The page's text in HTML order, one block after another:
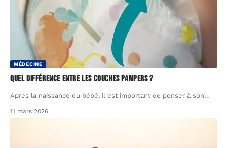
MÉDECINE
Quel différence entre les couches Pampers ?
Après la naissance du bébé, il est important de penser à son…
11 mars 2026